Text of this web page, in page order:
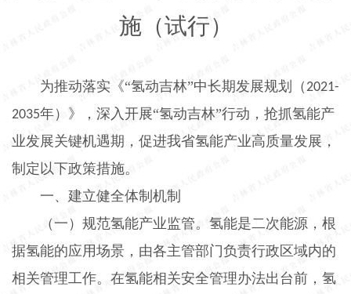
施（试行）
为推动落实《“氢动吉林”中长期发展规划（2021-
2035年）》，深入开展“氢动吉林”行动，抢抓氢能产
业发展关键机遇期，促进我省氢能产业高质量发展，
制定以下政策措施。
一、建立健全体制机制
（一）规范氢能产业监管。 氢能是二次能源，根
据氢能的应用场景，由各主管部门负责行政区域内的
相关管理工作。在氢能相关安全管理办法出台前，氢